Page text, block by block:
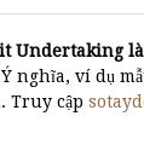
Undertaking
nghĩa, ví dụ
Truy cập